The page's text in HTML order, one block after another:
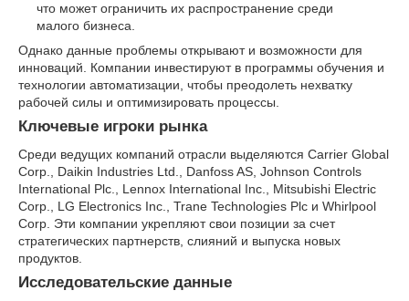
что может ограничить их распространение среди
малого бизнеса.
Однако данные проблемы открывают и возможности для
инноваций. Компании инвестируют в программы обучения и
технологии автоматизации, чтобы преодолеть нехватку
рабочей силы и оптимизировать процессы.
Ключевые игроки рынка
Среди ведущих компаний отрасли выделяются Carrier Global
Corp., Daikin Industries Ltd., Danfoss AS, Johnson Controls
International Plc., Lennox International Inc., Mitsubishi Electric
Corp., LG Electronics Inc., Trane Technologies Plc и Whirlpool
Corp. Эти компании укрепляют свои позиции за счет
стратегических партнерств, слияний и выпуска новых
продуктов.
Исследовательские данные